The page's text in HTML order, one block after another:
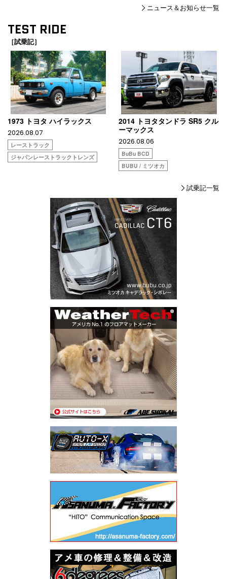
ニュース＆お知らせ一覧
TEST RIDE
［試乗記］
1973 トヨタ ハイラックス
2026.08.07
レーストラック
ジャパンレーストラックトレンズ
2014 トヨタタンドラ SR5 クル
ーマックス
2026.08.06
BuBu BCD
BUBU / ミツオカ
試乗記一覧